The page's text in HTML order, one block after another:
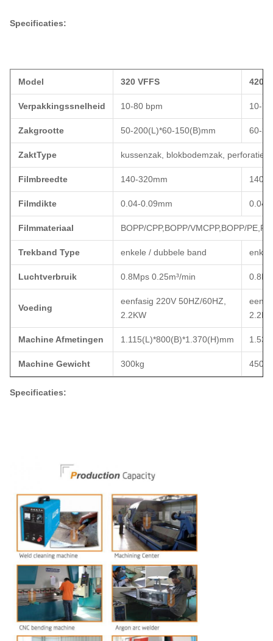
Specificaties:
Model 320 VFFS 420
Verpakkingssnelheid 10-80 bpm 10-
Zakgrootte 50-200(L)*60-150(B)mm 60-
ZaktType kussenzak, blokbodemzak,
Filmbreedte 140-320mm 140-
Filmdikte 0.04-0.09mm 0.04-
Filmmateriaal BOPP/CPP,BOPP/VMCPP,BOPP/
Trekband Type enkele / dubbele band
Luchtverbruik 0.8Mps 0.25m³/min
Voeding
eenfasig 220V 50HZ/60HZ,
2.2KW
Machine Afmetingen 1.115(L)*800(B)*1.370(H)mm
Machine Gewicht 300kg 450kg
Specificaties: